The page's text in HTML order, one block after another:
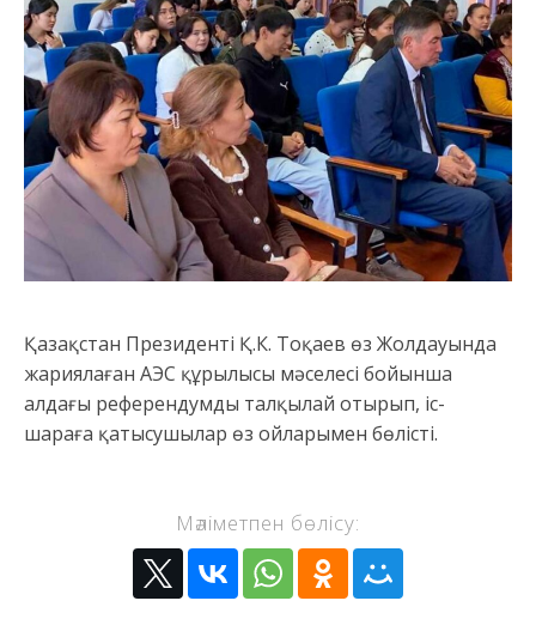
Қазақстан Президенті Қ.К. Тоқаев өз Жолдауында
жариялаған АЭС құрылысы мәселесі бойынша
алдағы референдумды талқылай отырып, іс-
шараға қатысушылар өз ойларымен бөлісті.
Мәліметпен бөлісу: